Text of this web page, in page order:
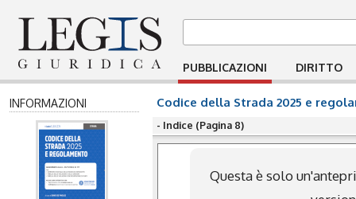
PUBBLICAZIONI DIRITTO
INFORMAZIONI Codice della Strada 2025 e
- Indice (Pagina 8)
Questa è solo